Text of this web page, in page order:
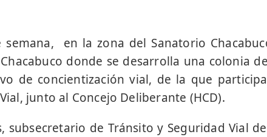
semana, en la zona del Sanatorio
donde se desarrolla una colonia
de concientización vial, de la que
junto al Concejo Deliberante (HCD).
subsecretario de Tránsito y Seguridad Vial